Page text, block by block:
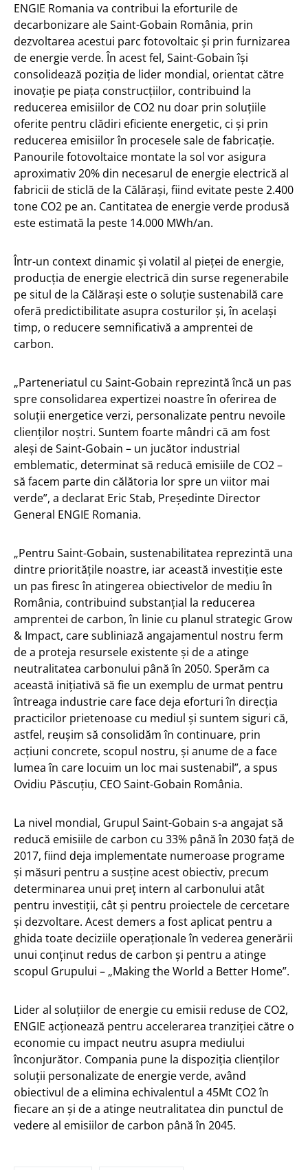
ENGIE Romania va contribui la eforturile de
decarbonizare ale Saint-Gobain România, prin
dezvoltarea acestui parc fotovoltaic și prin furnizarea
de energie verde. În acest fel, Saint-Gobain își
consolidează poziția de lider mondial, orientat către
inovație pe piața construcțiilor, contribuind la
reducerea emisiilor de CO2 nu doar prin soluțiile
oferite pentru clădiri eficiente energetic, ci și prin
reducerea emisiilor în procesele sale de fabricație.
Panourile fotovoltaice montate la sol vor asigura
aproximativ 20% din necesarul de energie electrică al
fabricii de sticlă de la Călărași, fiind evitate peste 2.400
tone CO2 pe an. Cantitatea de energie verde produsă
este estimată la peste 14.000 MWh/an.
Într-un context dinamic și volatil al pieței de energie,
producția de energie electrică din surse regenerabile
pe situl de la Călărași este o soluție sustenabilă care
oferă predictibilitate asupra costurilor și, în același
timp, o reducere semnificativă a amprentei de
carbon.
„Parteneriatul cu Saint-Gobain reprezintă încă un pas
spre consolidarea expertizei noastre în oferirea de
soluții energetice verzi, personalizate pentru nevoile
clienților noștri. Suntem foarte mândri că am fost
aleși de Saint-Gobain – un jucător industrial
emblematic, determinat să reducă emisiile de CO2 –
să facem parte din călătoria lor spre un viitor mai
verde”, a declarat Eric Stab, Președinte Director
General ENGIE Romania.
„Pentru Saint-Gobain, sustenabilitatea reprezintă una
dintre prioritățile noastre, iar această investiție este
un pas firesc în atingerea obiectivelor de mediu în
România, contribuind substanțial la reducerea
amprentei de carbon, în linie cu planul strategic Grow
& Impact, care subliniază angajamentul nostru ferm
de a proteja resursele existente și de a atinge
neutralitatea carbonului până în 2050. Sperăm ca
această inițiativă să fie un exemplu de urmat pentru
întreaga industrie care face deja eforturi în direcția
practicilor prietenoase cu mediul și suntem siguri că,
astfel, reușim să consolidăm în continuare, prin
acțiuni concrete, scopul nostru, și anume de a face
lumea în care locuim un loc mai sustenabil”, a spus
Ovidiu Păscuțiu, CEO Saint-Gobain România.
La nivel mondial, Grupul Saint-Gobain s-a angajat să
reducă emisiile de carbon cu 33% până în 2030 față de
2017, fiind deja implementate numeroase programe
și măsuri pentru a susține acest obiectiv, precum
determinarea unui preț intern al carbonului atât
pentru investiții, cât și pentru proiectele de cercetare
și dezvoltare. Acest demers a fost aplicat pentru a
ghida toate deciziile operaționale în vederea generării
unui conținut redus de carbon și pentru a atinge
scopul Grupului – „Making the World a Better Home”.
Lider al soluțiilor de energie cu emisii reduse de CO2,
ENGIE acționează pentru accelerarea tranziției către o
economie cu impact neutru asupra mediului
înconjurător. Compania pune la dispoziția clienților
soluții personalizate de energie verde, având
obiectivul de a elimina echivalentul a 45Mt CO2 în
fiecare an și de a atinge neutralitatea din punctul de
vedere al emisiilor de carbon până în 2045.